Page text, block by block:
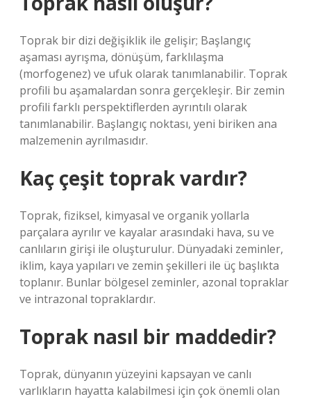
Toprak bir dizi değişiklik ile gelişir; Başlangıç ​​
aşaması ayrışma, dönüşüm, farklılaşma
(morfogenez) ve ufuk olarak tanımlanabilir. Toprak
profili bu aşamalardan sonra gerçekleşir. Bir zemin
profili farklı perspektiflerden ayrıntılı olarak
tanımlanabilir. Başlangıç ​​noktası, yeni biriken ana
malzemenin ayrılmasıdır.
Kaç çeşit toprak vardır?
Toprak, fiziksel, kimyasal ve organik yollarla
parçalara ayrılır ve kayalar arasındaki hava, su ve
canlıların girişi ile oluşturulur. Dünyadaki zeminler,
iklim, kaya yapıları ve zemin şekilleri ile üç başlıkta
toplanır. Bunlar bölgesel zeminler, azonal topraklar
ve intrazonal topraklardır.
Toprak nasıl bir maddedir?
Toprak, dünyanın yüzeyini kapsayan ve canlı
varlıkların hayatta kalabilmesi için çok önemli olan